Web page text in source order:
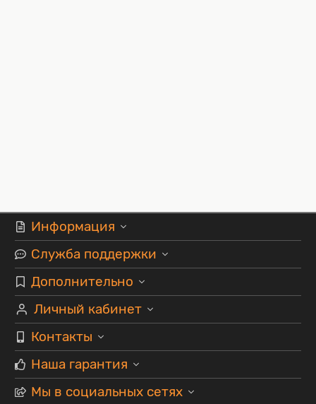
Информация
Служба поддержки
Дополнительно
Личный кабинет
Контакты
Наша гарантия
Мы в социальных сетях